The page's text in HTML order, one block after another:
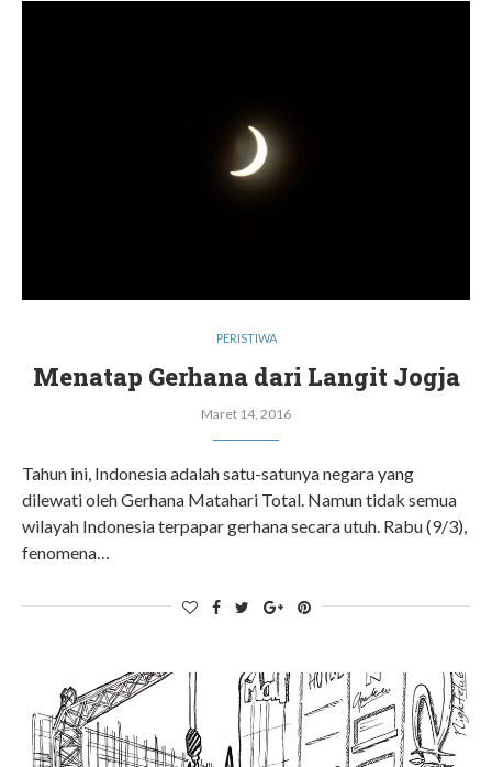
PERISTIWA
Menatap Gerhana dari Langit Jogja
Maret 14, 2016
Tahun ini, Indonesia adalah satu-satunya negara yang
dilewati oleh Gerhana Matahari Total. Namun tidak semua
wilayah Indonesia terpapar gerhana secara utuh. Rabu (9/3),
fenomena…